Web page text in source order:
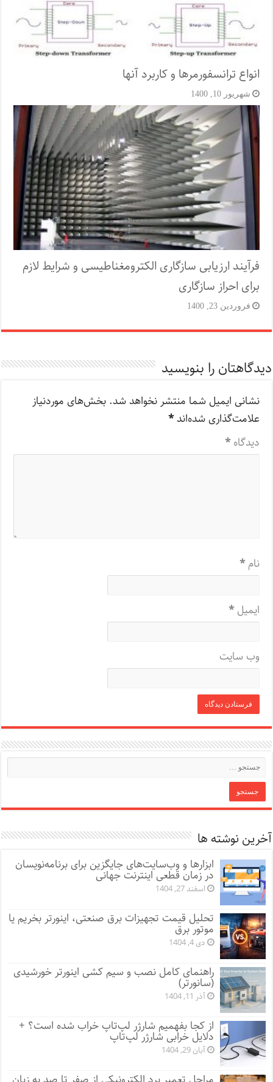
انواع ترانسفورمرها و کاربرد آنها
شهریور 10, 1400
فرآیند ارزیابی سازگاری الکترومغناطیسی و شرایط لازم
برای احراز سازگاری
فروردین 23, 1400
دیدگاهتان را بنویسید
نشانی ایمیل شما منتشر نخواهد شد. بخش‌های موردنیاز
علامت‌گذاری شده‌اند*
دیدگاه*
نام*
ایمیل*
وب‌ سایت
آخرین نوشته ها
ابزارها و وب‌سایت‌های جایگزین برای برنامه‌نویسان
در زمان قطعی اینترنت جهانی
اسفند 27, 1404
تحلیل قیمت تجهیزات برق صنعتی، اینورتر بخریم یا
موتور برق
دی 4, 1404
راهنمای کامل نصب و سیم کشی اینورتر خورشیدی
(سانورتر)
آذر 11, 1404
از کجا بفهمیم شارژر لپ‌تاپ خراب شده است؟ +
دلایل خرابی شارژر لپ‌تاپ
آبان 29, 1404